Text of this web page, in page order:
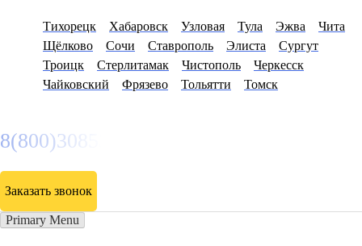
Тихорецк Хабаровск Узловая Тула Эжва
Чита
Щёлково
Сочи Ставрополь Элиста
Сургут
Троицк
Стерлитамак Чистополь
Черкесск
Чайковский
Фрязево Тольятти Томск
8(800)3085303
Заказать звонок
Primary Menu